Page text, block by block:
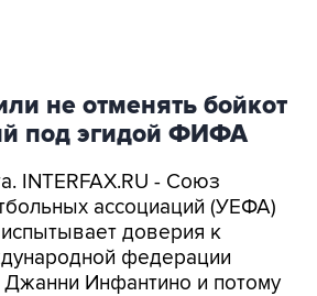
не отменять бойкот
под эгидой ФИФА
INTERFAX.RU - Союз
ассоциаций (УЕФА)
доверия к
федерации
Инфантино и потому